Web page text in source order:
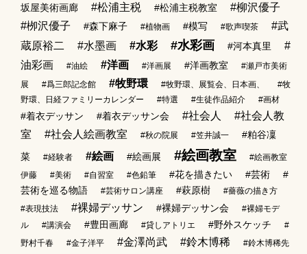
坂屋美術画廊
#松浦主税 #松浦主税教室
#柳沢優子
#栁沢優子
#森下麻子 #植物画 #模写 #歌声喫茶
#武
蔵原裕二
#水墨画 #水彩 #水彩画 #河本真里
#
油彩画
#油絵 #洋画 #洋画展 #洋画教室
#瀬戸市美術
展
#爲三郎記念館 #牧野環 #牧野環、展覧会、日本画、
#牧
野環、日経ファミリーカレンダー
#特選 #生徒作品紹介 #画材
#着衣デッサン #着衣デッサン会 #社会人
#社会人教
室
#社会人絵画教室 #秋の院展 #笠井誠一
#粕谷凜
菜
#経験者 #絵画 #絵画展 #絵画教室
#絵画教室
伊藤
#美術 #自習室 #色鉛筆 #花を描きたい #芸術
#
芸術を巡る物語
#芸術サロン講座 #萩原樹
#薔薇の描き方
#表現技法
#裸婦デッサン #裸婦デッサン会
#裸婦モデ
ル
#講演会 #豊田画廊 #貸しアトリエ #野外スケッチ
#
野村千春
#金子洋平 #金澤尚武 #鈴木博稀
#鈴木博稀先